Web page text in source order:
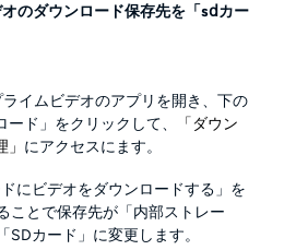
のダウンロード保存先を「sⅾカー
イムビデオのアプリを開き、下の
ード」をクリックして、
「ダウン
にアクセスにます。
ドにビデオをダウンロードする」を
ことで保存先が「内部ストレー
SDカード」に変更します。